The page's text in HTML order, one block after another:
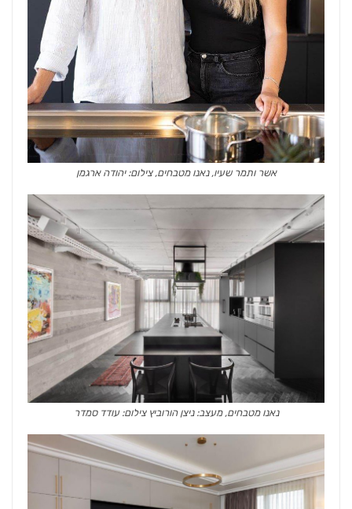
אשר ותמר שעיו, נאנו מטבחים, צילום: יהודה ארגמן
נאנו מטבחים, מעצב: ניצן הורוביץ צילום: עודד סמדר